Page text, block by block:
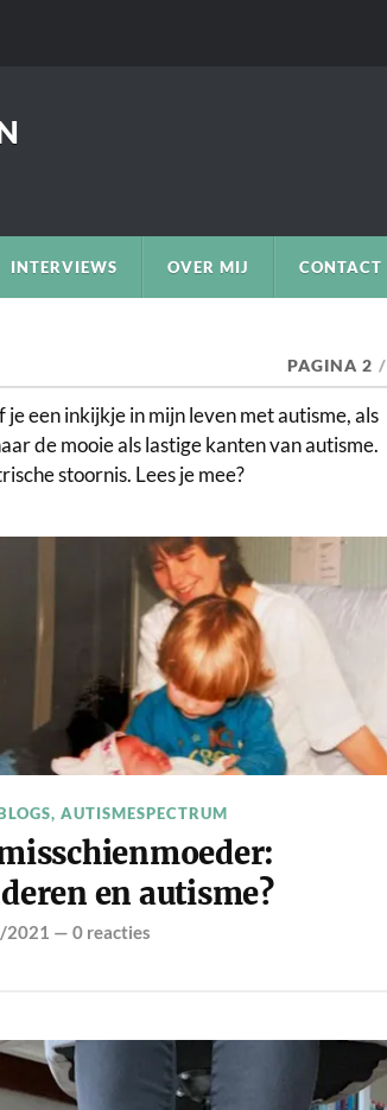
INTERVIEWS OVER MIJ CONTACT
PAGINA 2 /
een inkijkje in mijn leven met autisme, als
de mooie als lastige kanten van autisme.
stoornis. Lees je mee?
, AUTISMESPECTRUM
en autisme?
— 0 reacties